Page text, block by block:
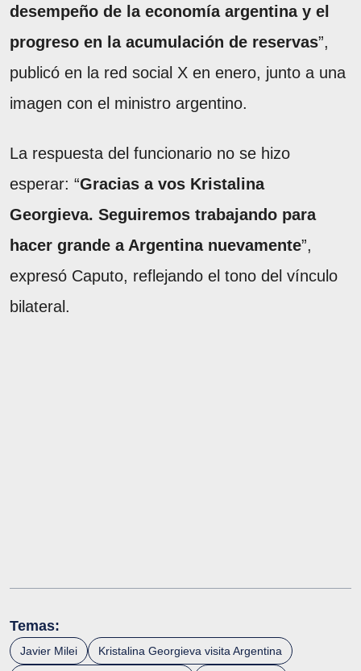
desempeño de la economía argentina y el
progreso en la acumulación de reservas”,
publicó en la red social X en enero, junto a una
imagen con el ministro argentino.
La respuesta del funcionario no se hizo
esperar: “Gracias a vos Kristalina
Georgieva. Seguiremos trabajando para
hacer grande a Argentina nuevamente”,
expresó Caputo, reflejando el tono del vínculo
bilateral.
Temas:
Javier Milei Kristalina Georgieva visita Argentina